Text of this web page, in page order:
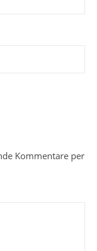
Kommentare per